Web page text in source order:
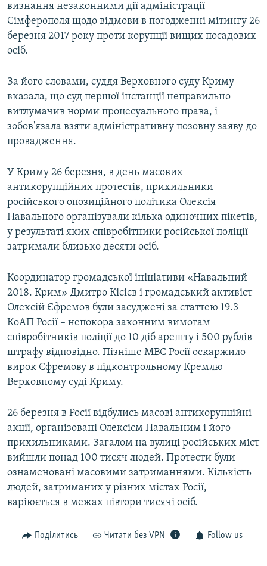
визнання незаконними дії адміністрації
Сімферополя щодо відмови в погодженні мітингу 26
березня 2017 року проти корупції вищих посадових
осіб.
За його словами, суддя Верховного суду Криму
вказала, що суд першої інстанції неправильно
витлумачив норми процесуального права, і
зобов'язала взяти адміністративну позовну заяву до
провадження.
У Криму 26 березня, в день масових
антикорупційних протестів, прихильники
російського опозиційного політика Олексія
Навального організували кілька одиночних пікетів,
у результаті яких співробітники російської поліції
затримали близько десяти осіб.
Координатор громадської ініціативи «Навальний
2018. Крим» Дмитро Кісієв і громадський активіст
Олексій Єфремов були засуджені за статтею 19.3
КоАП Росії – непокора законним вимогам
співробітників поліції до 10 діб арешту і 500 рублів
штрафу відповідно. Пізніше МВС Росії оскаржило
вирок Єфремову в підконтрольному Кремлю
Верховному суді Криму.
26 березня в Росії відбулись масові антикорупційні
акції, організовані Олексієм Навальним і його
прихильниками. Загалом на вулиці російських міст
вийшли понад 100 тисяч людей. Протести були
ознаменовані масовими затриманнями. Кількість
людей, затриманих у різних містах Росії,
варіюється в межах півтори тисячі осіб.
Поділитись Читати без VPN Follow us